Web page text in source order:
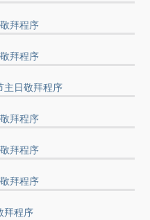
拜程序
拜程序
主日敬拜程序
拜程序
拜程序
拜程序
拜程序